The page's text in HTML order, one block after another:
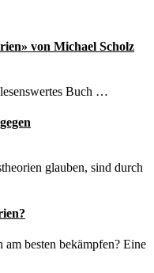
von Michael Scholz
Buch …
glauben, sind durch
am besten bekämpfen? Eine